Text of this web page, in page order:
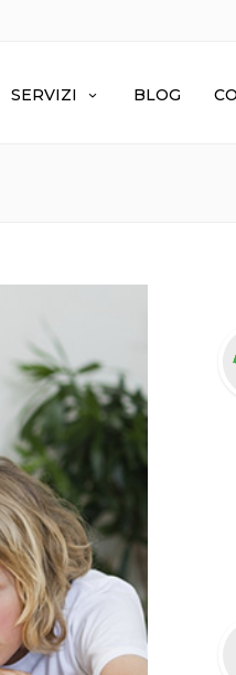
SERVIZI BLOG